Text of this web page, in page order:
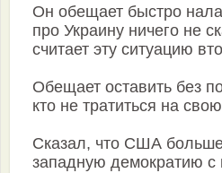
Он обещает быстро
про Украину ничего не
считает эту ситуацию
Обещает оставить без
кто не тратиться на
Сказал, что США больше
западную демократию